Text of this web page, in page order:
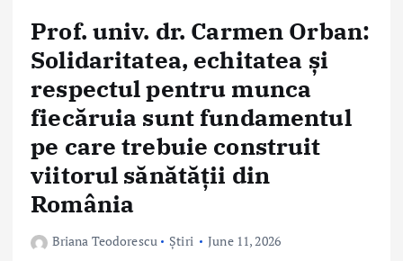
Prof. univ. dr. Carmen Orban:
Solidaritatea, echitatea și
respectul pentru munca
fiecăruia sunt fundamentul
pe care trebuie construit
viitorul sănătății din
România
Briana Teodorescu Știri June 11, 2026